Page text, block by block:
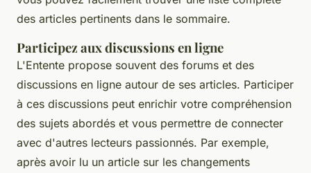
des articles pertinents dans le sommaire.
Participez aux discussions en ligne
L'Entente propose souvent des forums et des
discussions en ligne autour de ses articles. Participer
à ces discussions peut enrichir votre compréhension
des sujets abordés et vous permettre de connecter
avec d'autres lecteurs passionnés. Par exemple,
après avoir lu un article sur les changements